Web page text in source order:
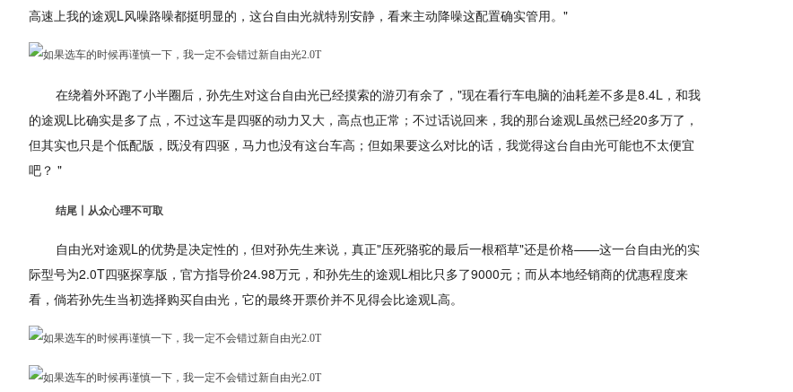
高速上我的途观L风噪路噪都挺明显的，这台自由光就特别安静，看来主动降噪这配置确实管用。"
在绕着外环跑了小半圈后，孙先生对这台自由光已经摸索的游刃有余了，"现在看行车电脑的油耗差不多是8.4L，和我
的途观L比确实是多了点，不过这车是四驱的动力又大，高点也正常；不过话说回来，我的那台途观L虽然已经20多万了，
但其实也只是个低配版，既没有四驱，马力也没有这台车高；但如果要这么对比的话，我觉得这台自由光可能也不太便宜
吧？ "
结尾丨从众心理不可取
自由光对途观L的优势是决定性的，但对孙先生来说，真正"压死骆驼的最后一根稻草"还是价格——这一台自由光的实
际型号为2.0T四驱探享版，官方指导价24.98万元，和孙先生的途观L相比只多了9000元；而从本地经销商的优惠程度来
看，倘若孙先生当初选择购买自由光，它的最终开票价并不见得会比途观L高。